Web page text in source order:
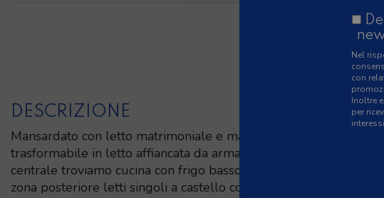
DESCRIZIONE
Mansardato con letto matrimoniale e mansarda con dinette
trasformabile in letto affiancata da armadio nella zona
centrale troviamo cucina con frigo basso e bagno con cabina
zona posteriore letti singoli a castello con sottostante gavone.
Nel
con
Inoltre
per